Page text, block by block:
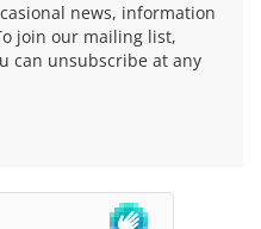
news, information
join our mailing list,
can unsubscribe at any